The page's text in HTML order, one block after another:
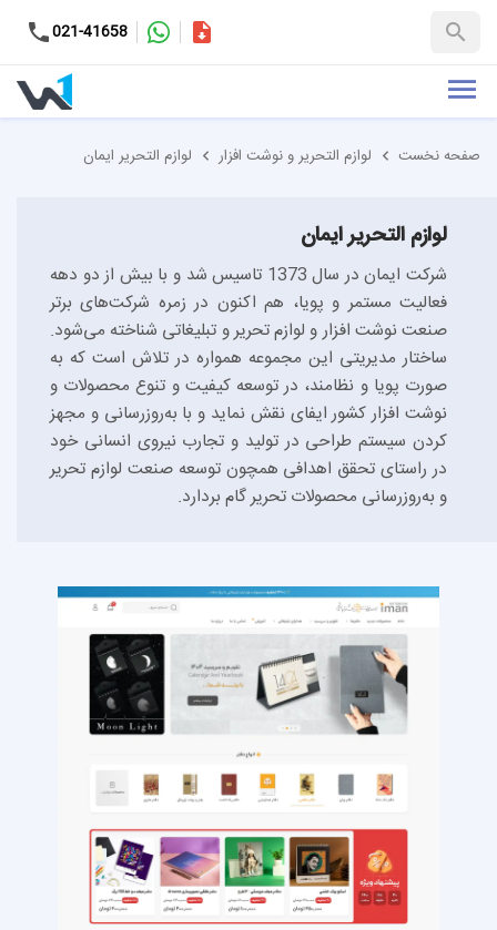
021-41658
+98-9937653151
کاتالوگ
صفحه نخست لوازم التحریر و نوشت افزار لوازم التحریر ایمان
لوازم التحریر ایمان
شرکت ایمان در سال 1373 تاسیس شد و با بیش از دو دهه
فعالیت مستمر و پویا، هم اکنون در زمره شرکت‌های برتر
صنعت نوشت افزار و لوازم تحریر و تبلیغاتی شناخته می‌شود.
ساختار مدیریتی این مجموعه همواره در تلاش است که به
صورت پویا و نظامند، در توسعه کیفیت و تنوع محصولات و
نوشت افزار کشور ایفای نقش نماید و با به‌روزرسانی و مجهز
کردن سیستم طراحی در تولید و تجارب نیروی انسانی خود
در راستای تحقق اهدافی همچون توسعه صنعت لوازم تحریر
و به‌روزرسانی محصولات تحریر گام بردارد.